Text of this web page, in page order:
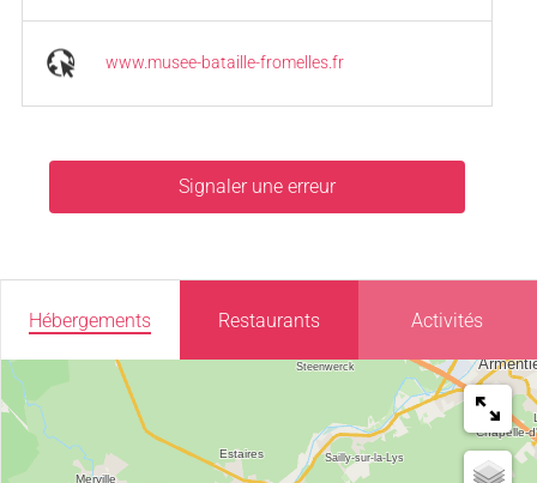
www.musee-bataille-fromelles.fr
Signaler une erreur
Hébergements Restaurants Activités